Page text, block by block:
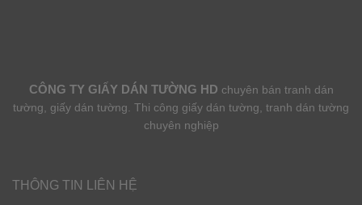
CÔNG TY GIẤY DÁN TƯỜNG HD chuyên bán tranh dán
tường, giấy dán tường. Thi công giấy dán tường, tranh dán tường
chuyên nghiệp
THÔNG TIN LIÊN HỆ